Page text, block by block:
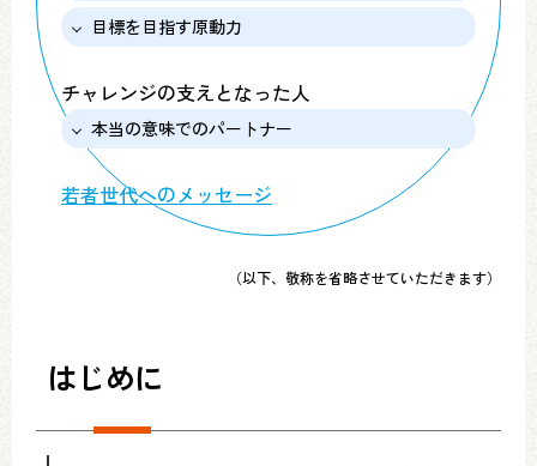
目標を目指す原動力
チャレンジの支えとなった人
本当の意味でのパートナー
若者世代へのメッセージ
（以下、敬称を省略させていただきます）
はじめに